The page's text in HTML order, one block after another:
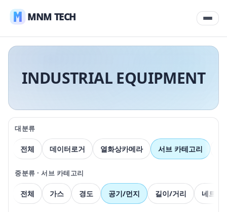
MNM TECH
INDUSTRIAL EQUIPMENT
대분류
전체 데이터로거 열화상카메라 서브 카테고리
중분류 · 서브 카테고리
전체 가스 경도 공기/먼지 길이/거리 네트워